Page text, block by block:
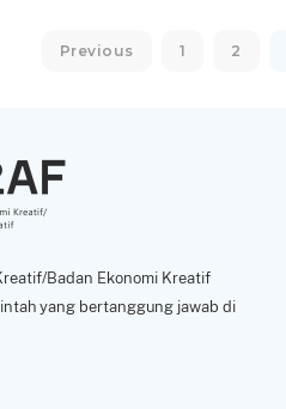
Previous 1 2
Badan Ekonomi Kreatif
yang bertanggung jawab di